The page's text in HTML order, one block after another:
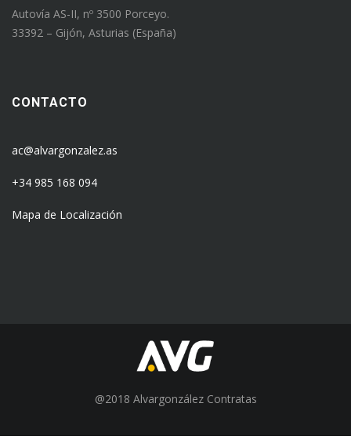
Autovía AS-II, nº 3500 Porceyo.
33392 – Gijón, Asturias (España)
CONTACTO
ac@alvargonzalez.as
+34 985 168 094
Mapa de Localización
@2018 Alvargonzález Contratas